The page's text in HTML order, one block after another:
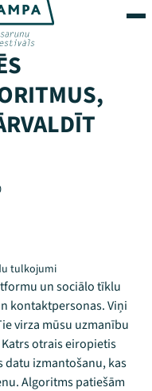
tulkojumi
un sociālo tīklu
kontaktpersonas. Viņi
virza mūsu uzmanību
otrais eiropietis
datu izmantošanu, kas
Algoritms patiešām